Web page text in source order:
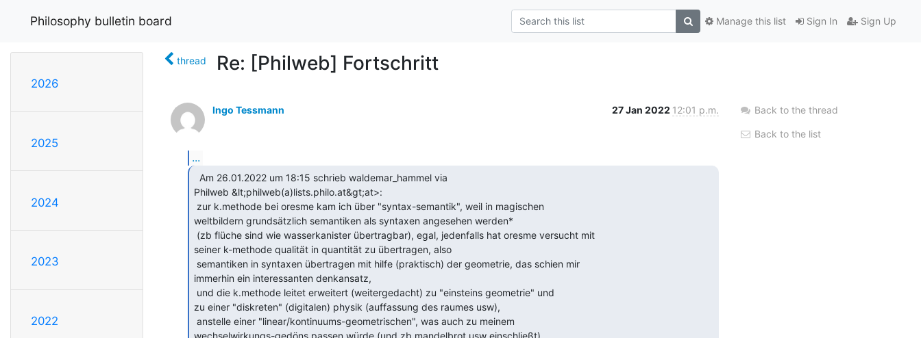
Philosophy bulletin board Sign In Sign Up
Manage this list
2026
2025
2024
2023
2022
thread Re: [Philweb] Fortschritt
Ingo Tessmann 27 Jan 2022 12:01 p.m.
...
Philweb &lt;philweb(a)lists.philo.at&gt;at>:
weltbildern grundsätzlich semantiken als syntaxen angesehen werden*
seiner k-methode qualität in quantität zu übertragen, also
immerhin ein interessanten denkansatz,
zu einer "diskreten" (digitalen) physik (auffassung des raumes usw),
wechselwirkungs-gedöns passen würde (und zb mandelbrot usw einschließt)
Back to the thread
Back to the list